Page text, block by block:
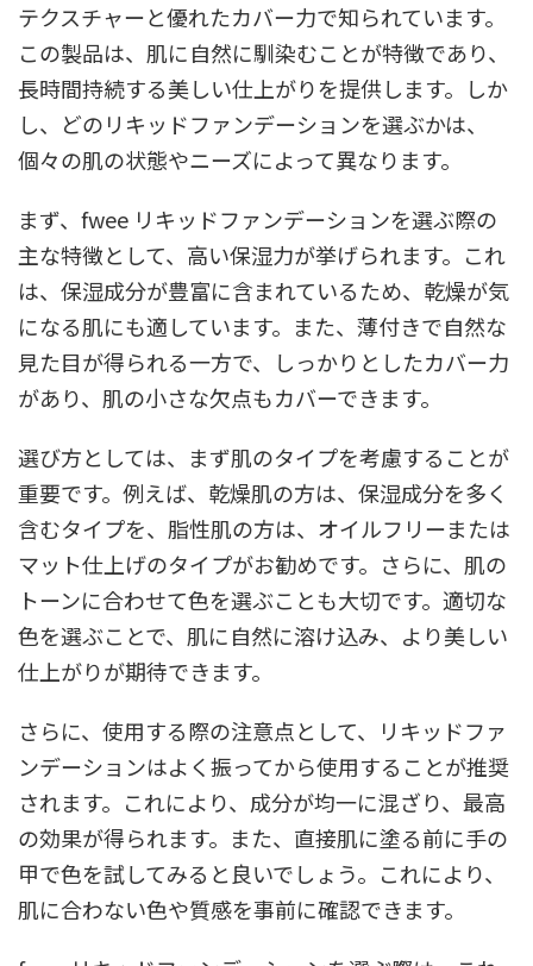
テクスチャーと優れたカバー力で知られています。
この製品は、肌に自然に馴染むことが特徴であり、
長時間持続する美しい仕上がりを提供します。しか
し、どのリキッドファンデーションを選ぶかは、
個々の肌の状態やニーズによって異なります。
まず、fwee リキッドファンデーションを選ぶ際の
主な特徴として、高い保湿力が挙げられます。これ
は、保湿成分が豊富に含まれているため、乾燥が気
になる肌にも適しています。また、薄付きで自然な
見た目が得られる一方で、しっかりとしたカバー力
があり、肌の小さな欠点もカバーできます。
選び方としては、まず肌のタイプを考慮することが
重要です。例えば、乾燥肌の方は、保湿成分を多く
含むタイプを、脂性肌の方は、オイルフリーまたは
マット仕上げのタイプがお勧めです。さらに、肌の
トーンに合わせて色を選ぶことも大切です。適切な
色を選ぶことで、肌に自然に溶け込み、より美しい
仕上がりが期待できます。
さらに、使用する際の注意点として、リキッドファ
ンデーションはよく振ってから使用することが推奨
されます。これにより、成分が均一に混ざり、最高
の効果が得られます。また、直接肌に塗る前に手の
甲で色を試してみると良いでしょう。これにより、
肌に合わない色や質感を事前に確認できます。